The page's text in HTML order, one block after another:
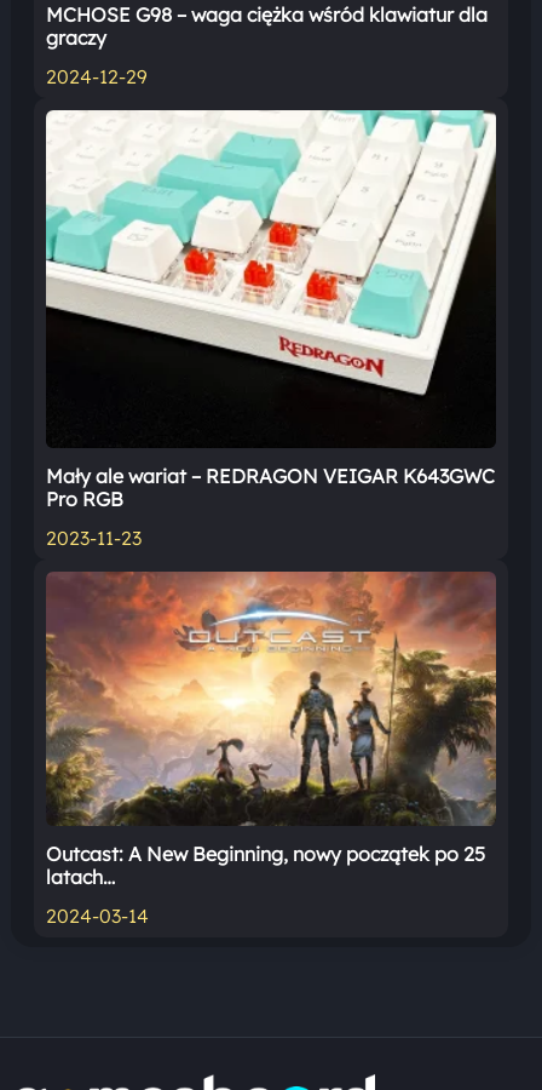
MCHOSE G98 – waga ciężka wśród klawiatur dla
graczy
2024-12-29
Mały ale wariat – REDRAGON VEIGAR K643GWC
Pro RGB
2023-11-23
Outcast: A New Beginning, nowy początek po 25
latach…
2024-03-14